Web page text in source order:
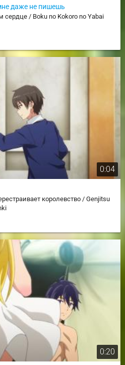
даже не пишешь
/ Boku no Kokoro no Yabai
0:04
королевство / Genjitsu
0:20